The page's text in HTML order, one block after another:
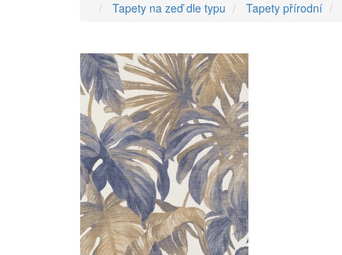
Tapety na zeď dle typu Tapety přírodní